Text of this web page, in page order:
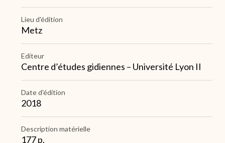
Lieu d'édition
Metz
Editeur
Centre d’études gidiennes – Université Lyon II
Date d'édition
2018
Description matérielle
177 p.